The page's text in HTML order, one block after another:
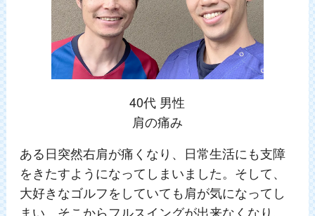
40代 男性
肩の痛み
ある日突然右肩が痛くなり、日常生活にも支障
をきたすようになってしまいました。そして、
大好きなゴルフをしていても肩が気になってし
まい、そこからフルスイングが出来なくなり、